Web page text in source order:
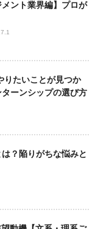
メント業界編】プロが
りたいことが見つか
ーンシップの選び方
？陥りがちな悩みと